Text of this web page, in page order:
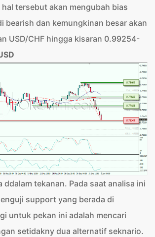
tersebut akan mengubah bias
bearish dan kemungkinan besar akan
USD/CHF hingga kisaran 0.99254-
ddalam tekanan. Pada saat analisa ini
support yang berada di
untuk pekan ini adalah mencari
setidakny dua alternatif seknario.